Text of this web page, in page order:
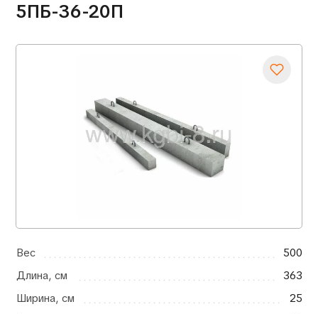
5ПБ-36-20П
Вес
500
Длина, см
363
Ширина, см
25